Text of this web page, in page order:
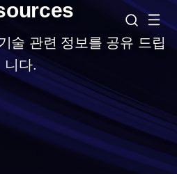
술 관련 정보를 공유 드립
니다.